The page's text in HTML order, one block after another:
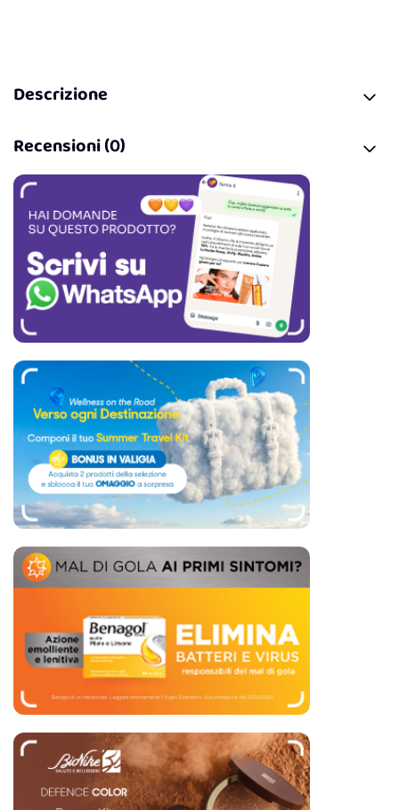
Descrizione
Recensioni (0)